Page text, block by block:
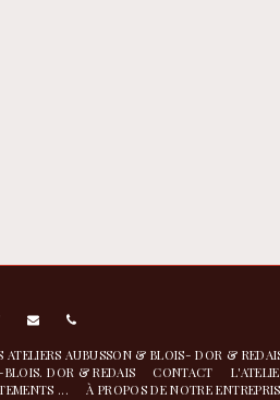
ATELIERS AUBUSSON & BLOIS- DOR &
BLOIS. DOR & REDAIS
CONTACT
...
À PROPOS DE NOTRE